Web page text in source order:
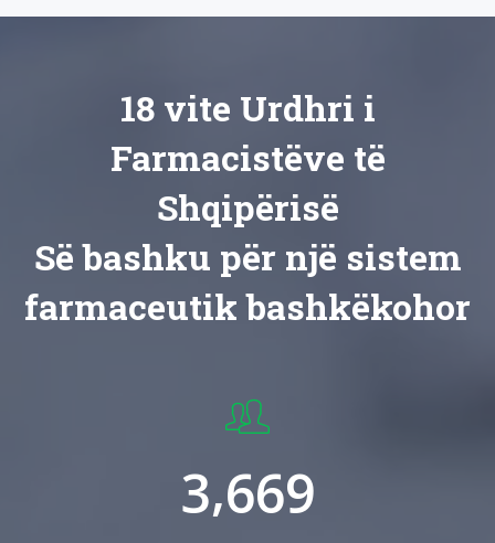
18 vite Urdhri i
Farmacistëve të
Shqipërisë
Së bashku për një sistem
farmaceutik bashkëkohor
3,669